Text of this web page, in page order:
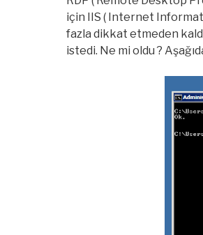
için IIS ( Internet
fazla dikkat etmeden
istedi. Ne mi oldu ?